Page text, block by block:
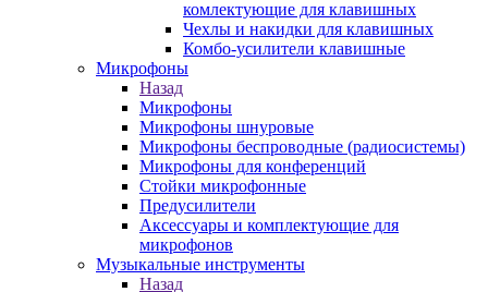
комлектующие для клавишных
Чехлы и накидки для клавишных
Комбо-усилители клавишные
Микрофоны
Назад
Микрофоны
Микрофоны шнуровые
Микрофоны беспроводные (радиосистемы)
Микрофоны для конференций
Стойки микрофонные
Предусилители
Аксессуары и комплектующие для
микрофонов
Музыкальные инструменты
Назад